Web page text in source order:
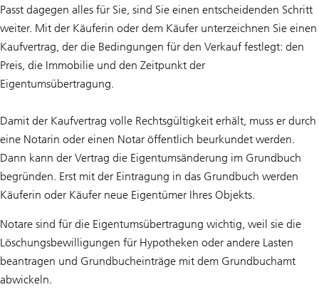
Passt dagegen alles für Sie, sind Sie einen entscheidenden Schritt
weiter. Mit der Käuferin oder dem Käufer unterzeichnen Sie einen
Kaufvertrag, der die Bedingungen für den Verkauf festlegt: den
Preis, die Immobilie und den Zeitpunkt der
Eigentumsübertragung.
Damit der Kaufvertrag volle Rechtsgültigkeit erhält, muss er durch
eine Notarin oder einen Notar öffentlich beurkundet werden.
Dann kann der Vertrag die Eigentumsänderung im Grundbuch
begründen. Erst mit der Eintragung in das Grundbuch werden
Käuferin oder Käufer neue Eigentümer Ihres Objekts.
Notare sind für die Eigentumsübertragung wichtig, weil sie die
Löschungsbewilligungen für Hypotheken oder andere Lasten
beantragen und Grundbucheinträge mit dem Grundbuchamt
abwickeln.